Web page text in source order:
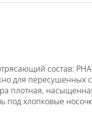
состав:
для пересушенных
плотная,
хлопковые